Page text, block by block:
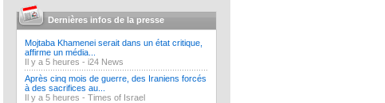
Dernières infos de la presse
Mojtaba Khamenei serait dans un état critique,
affirme un média...
Il y a 5 heures - i24 News
Après cinq mois de guerre, des Iraniens forcés
à des sacrifices au...
Il y a 5 heures - Times of Israel